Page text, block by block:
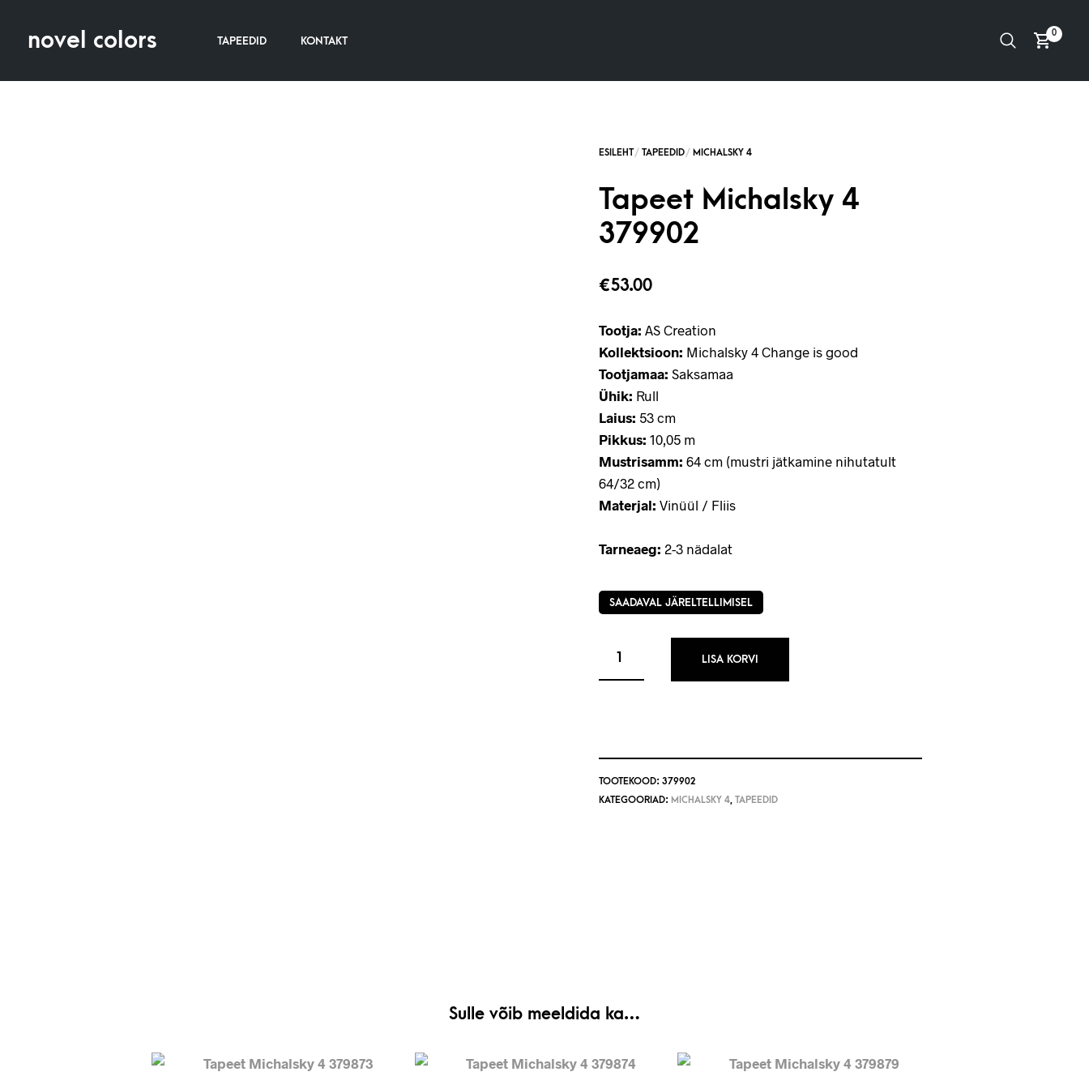
TAPEEDID KONTAKT
novel colors 0
Tapeet Michalsky 4
379902
€53.00
Tootja: AS Creation
Kollektsioon: Michalsky 4 Change is good
Tootjamaa: Saksamaa
Ühik: Rull
Laius: 53 cm
Pikkus: 10,05 m
Mustrisamm: 64 cm (mustri jätkamine nihutatult
64/32 cm)
Materjal: Vinüül / Fliis
Tarneaeg: 2-3 nädalat
SAADAVAL JÄRELTELLIMISEL
LISA KORVI
TOOTEKOOD: 379902
KATEGOORIAD: MICHALSKY 4, TAPEEDID
Sulle võib meeldida ka…